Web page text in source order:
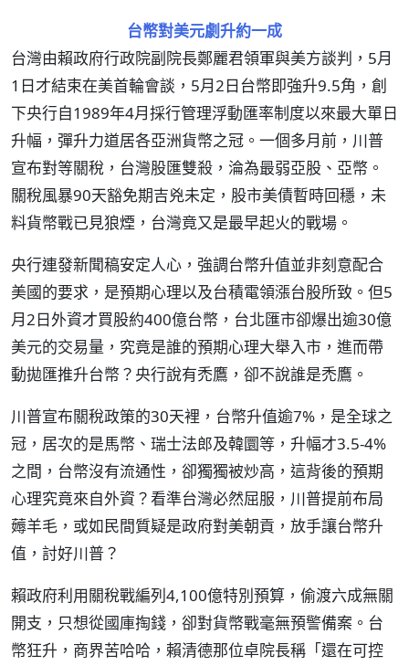
台幣對美元劇升約一成
台灣由賴政府行政院副院長鄭麗君領軍與美方談判，5月
1日才結束在美首輪會談，5月2日台幣即強升9.5角，創
下央行自1989年4月採行管理浮動匯率制度以來最大單日
升幅，彈升力道居各亞洲貨幣之冠。一個多月前，川普
宣布對等關稅，台灣股匯雙殺，淪為最弱亞股、亞幣。
關稅風暴90天豁免期吉兇未定，股市美債暫時回穩，未
料貨幣戰已見狼煙，台灣竟又是最早起火的戰場。
央行連發新聞稿安定人心，強調台幣升值並非刻意配合
美國的要求，是預期心理以及台積電領漲台股所致。但5
月2日外資才買股約400億台幣，台北匯市卻爆出逾30億
美元的交易量，究竟是誰的預期心理大舉入市，進而帶
動拋匯推升台幣？央行說有禿鷹，卻不說誰是禿鷹。
川普宣布關稅政策的30天裡，台幣升值逾7%，是全球之
冠，居次的是馬幣、瑞士法郎及韓圜等，升幅才3.5-4%
之間，台幣沒有流通性，卻獨獨被炒高，這背後的預期
心理究竟來自外資？看準台灣必然屈服，川普提前布局
薅羊毛，或如民間質疑是政府對美朝貢，放手讓台幣升
值，討好川普？
賴政府利用關稅戰編列4,100億特別預算，偷渡六成無關
開支，只想從國庫掏錢，卻對貨幣戰毫無預警備案。台
幣狂升，商界苦哈哈，賴清德那位卓院長稱「還在可控